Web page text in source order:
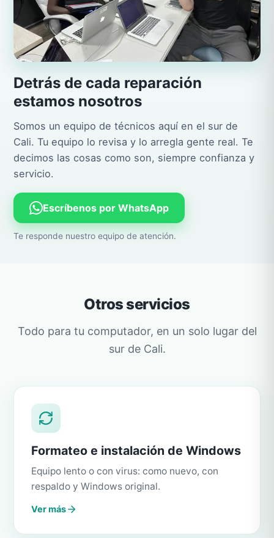
Detrás de cada reparación
estamos nosotros
Somos un equipo de técnicos aquí en el sur de
Cali. Tu equipo lo revisa y lo arregla gente real. Te
decimos las cosas como son, siempre confianza y
servicio.
Escríbenos por WhatsApp
Te responde nuestro equipo de atención.
Otros servicios
Todo para tu computador, en un solo lugar del
sur de Cali.
Formateo e instalación de Windows
Equipo lento o con virus: como nuevo, con
respaldo y Windows original.
Ver más